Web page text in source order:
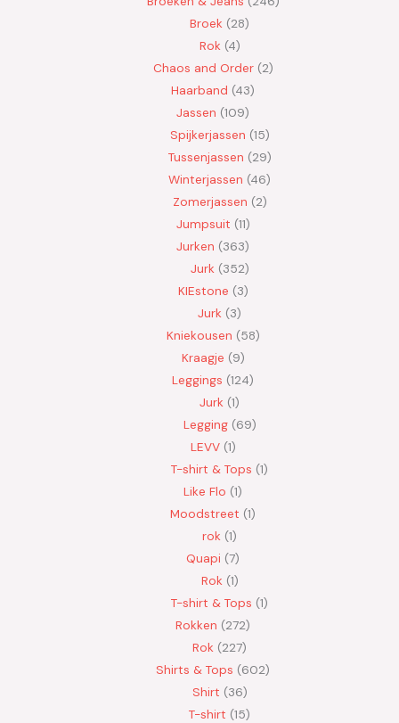
Broek 28
Rok 4
Chaos and Order 2
Haarband 43
Jassen 109
Spijkerjassen 15
Tussenjassen 29
Winterjassen 46
Zomerjassen 2
Jumpsuit 11
Jurken 363
Jurk 352
KIEstone 3
Jurk 3
Kniekousen 58
Kraagje 9
Leggings 124
Jurk 1
Legging 69
LEVV 1
T-shirt & Tops 1
Like Flo 1
Moodstreet 1
rok 1
Quapi 7
Rok 1
T-shirt & Tops 1
Rokken 272
Rok 227
Shirts & Tops 602
Shirt 36
T-shirt 15